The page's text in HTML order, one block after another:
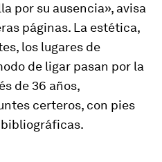
por su ausencia», avisa
páginas. La estética,
los lugares de
de ligar pasan por la
de 36 años,
certeros, con pies